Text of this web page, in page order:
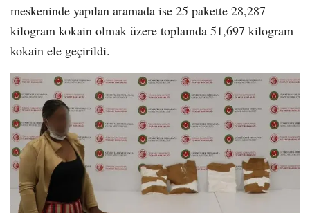
meskeninde yapılan aramada ise 25 pakette 28,287
kilogram kokain olmak üzere toplamda 51,697 kilogram
kokain ele geçirildi.